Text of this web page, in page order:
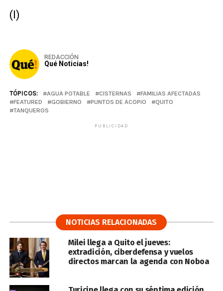
(I)
REDACCIÓN
Qué Noticias!
TÓPICOS: AGUA POTABLE CISTERNAS
FAMILIAS AFECTADAS
FEATURED
GOBIERNO PUNTOS DE ACOPIO
QUITO
TANQUEROS
PUBLICIDAD
NOTICIAS RELACIONADAS
Milei llega a Quito el jueves:
extradición, ciberdefensa y vuelos
directos marcan la agenda con Noboa